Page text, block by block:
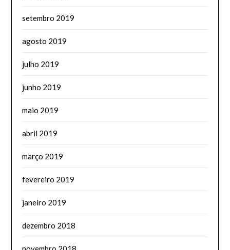
setembro 2019
agosto 2019
julho 2019
junho 2019
maio 2019
abril 2019
março 2019
fevereiro 2019
janeiro 2019
dezembro 2018